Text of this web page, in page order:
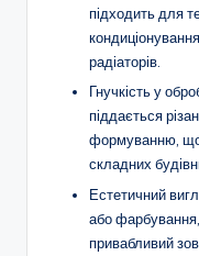
підходить для
радіаторів.
Гнучкість у
піддається
формуванню, що
складних
Естетичний
або
привабливий